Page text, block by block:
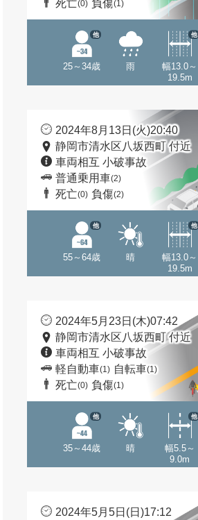
死亡(0) 負傷(1)
25～34歳
他
雨
幅13.0～
19.5m
他
2024年8月13日(火)20:40
静岡市清水区八坂西町 付近
車両相互 小破事故
普通乗用車(2)
死亡(0) 負傷(2)
55～64歳
他
晴
幅13.0～
19.5m
他
2024年5月23日(木)07:42
静岡市清水区八坂西町 付近
車両相互 小破事故
軽自動車(1) 自転車(1)
死亡(0) 負傷(1)
35～44歳
他
晴
幅5.5～
9.0m
他
2024年5月5日(日)17:12